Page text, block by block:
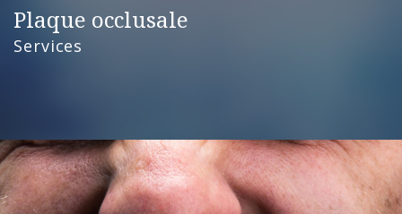
Plaque occlusale
Services